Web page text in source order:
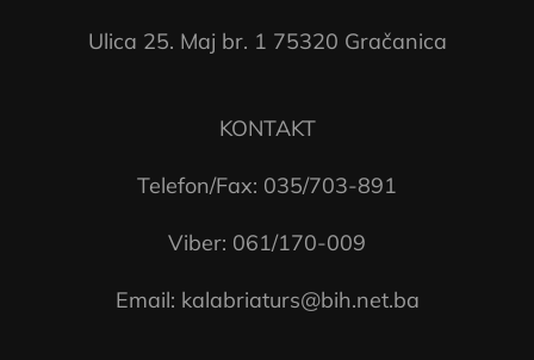
Ulica 25. Maj br. 1 75320 Gračanica
KONTAKT
Telefon/Fax: 035/703-891
Viber: 061/170-009
Email: kalabriaturs@bih.net.ba